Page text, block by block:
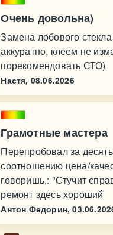
Очень довольна)
Замена лобового
аккуратно, клеем не
порекомендовать СТО)
Настя, 08.06.2026
Грамотные мастера
Перепробовал за
соотношению цена/
говоришь,: "Стучит
ремонт здесь хороший
Антон Федорин,